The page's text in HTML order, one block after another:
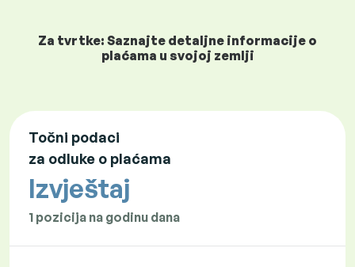
Za tvrtke: Saznajte detaljne informacije o
plaćama u svojoj zemlji
Točni podaci
za odluke o plaćama
Izvještaj
1 pozicija na godinu dana